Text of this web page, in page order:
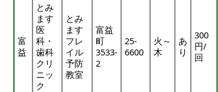
富
益
とみ
ます
医
科・
歯科
クリ
ニッ
ク
とみ
ます
フレ
イル
予防
教室
富益
町
3533-
2
25-
6600
火～
木
あ
り
300
円/
回